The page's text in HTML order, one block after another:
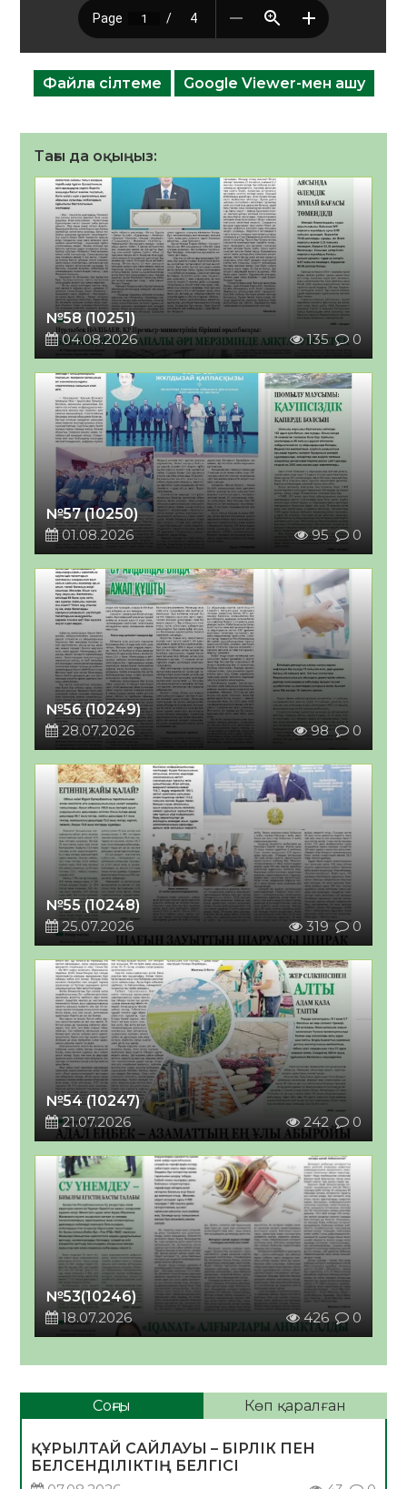
Файлға сілтеме Google Viewer-мен ашу
Тағы да оқыңыз:
№58 (10251)
04.08.2026
135 0
№57 (10250)
01.08.2026
95 0
№56 (10249)
28.07.2026
98 0
№55 (10248)
25.07.2026
319 0
№54 (10247)
21.07.2026
242 0
№53(10246)
18.07.2026
426 0
Соңғы Көп қаралған
ҚҰРЫЛТАЙ САЙЛАУЫ – БІРЛІК ПЕН
БЕЛСЕНДІЛІКТІҢ БЕЛГІСІ